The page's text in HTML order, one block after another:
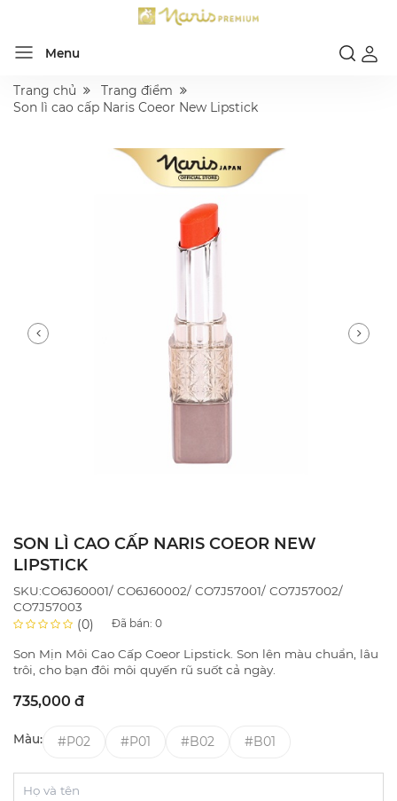
Menu
Trang chủ
Trang điểm
Son lì cao cấp Naris Coeor New Lipstick
SON LÌ CAO CẤP NARIS COEOR NEW
LIPSTICK
SKU:CO6J60001/ CO6J60002/ CO7J57001/ CO7J57002/
CO7J57003
(0) Đã bán: 0
Son Mịn Môi Cao Cấp Coeor Lipstick. Son lên màu chuẩn, lâu
trôi, cho bạn đôi môi quyến rũ suốt cả ngày.
735,000 đ
Màu: #P02 #P01 #B02 #B01